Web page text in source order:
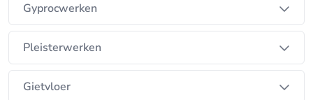
Gyprocwerken
Pleisterwerken
Gietvloer